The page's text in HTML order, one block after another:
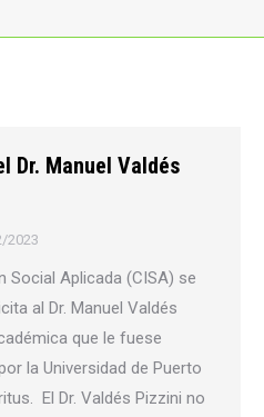
Dr. Manuel Valdés
2023
Social Aplicada (CISA) se
al Dr. Manuel Valdés
que le fuese
la Universidad de Puerto
El Dr. Valdés Pizzini no